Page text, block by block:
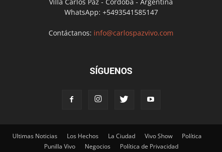
WhatsApp: +5493541585147
Contáctanos: info@carlospazvivo.com
SÍGUENOS
Ultimas Noticias Los Hechos La Ciudad Vivo Show
Política
Punilla Vivo
Negocios Política de Privacidad